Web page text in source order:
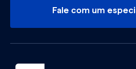
Fale com um